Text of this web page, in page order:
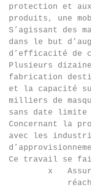
protection et
produits, une
S’agissant des
dans le but
d’efficacité de
Plusieurs
fabrication
et la capacité
milliers de
sans date
Concernant la
avec les
Ce travail se
x